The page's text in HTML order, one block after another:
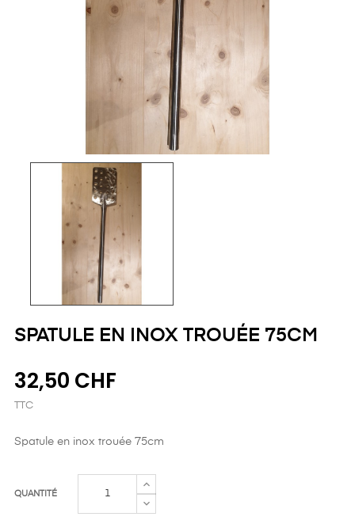
SPATULE EN INOX TROUÉE 75CM
32,50 CHF
TTC
Spatule en inox trouée 75cm
QUANTITÉ